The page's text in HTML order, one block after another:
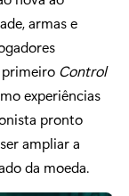
armas e
primeiro Control
experiências
pronto
ampliar a
da moeda.